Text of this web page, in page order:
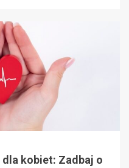
kobiet: Zadbaj o